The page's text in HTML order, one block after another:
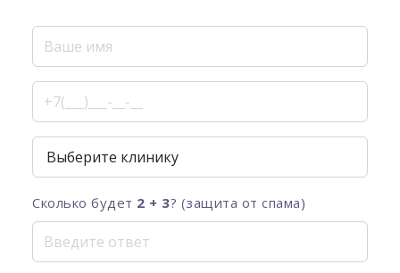
Сколько будет 2 + 3? (защита от спама)